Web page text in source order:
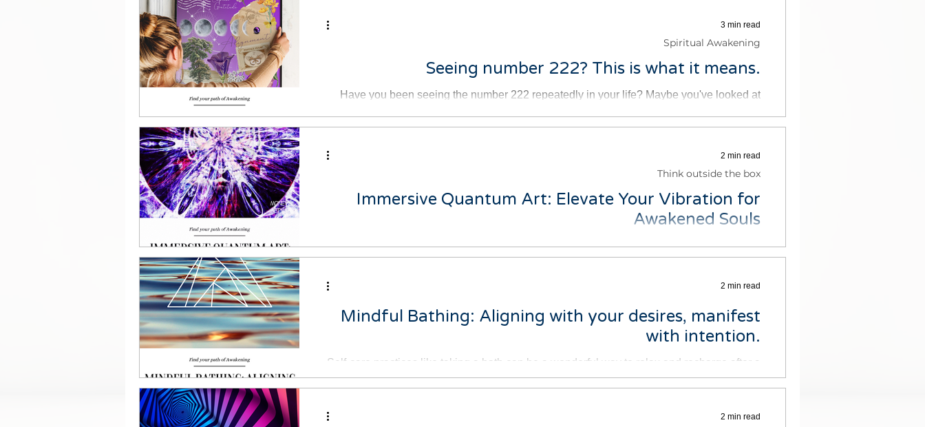
Manifestation tools
Seeing number 222? This is what it means.
Have you been seeing the number 222 repeatedly in your life? Maybe you've looked at
Spiritual Awakening
3 min read
Immersive Quantum Art: Elevate Your Vibration for
Awakened Souls
Are you familiar with quantum shifts and vibrations? High vibrational quantum art is a form
Think outside the box
2 min read
Mindful Bathing: Aligning with your desires, manifest
with intention.
Self-care practices like taking a bath can be a wonderful way to relax and recharge after a
busy and stressful day. But sometimes it can...
2 min read
2 min read